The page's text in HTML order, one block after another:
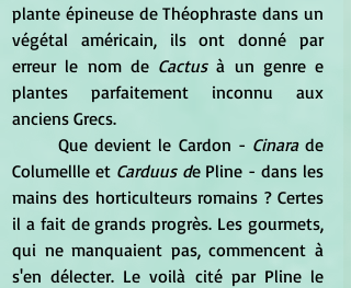
plante épineuse de Théophraste dans un
végétal américain, ils ont donné par
erreur le nom de Cactus à un genre e
plantes parfaitement inconnu aux
anciens Grecs.
	Que devient le Cardon -
Cinara de
Columellle et Carduus de Pline - dans les
mains des horticulteurs romains ? Certes
il a fait de grands progrès. Les gourmets,
qui ne manquaient pas, commencent à
s'en délecter. Le voilà cité par Pline le